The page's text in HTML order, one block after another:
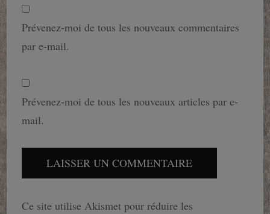
Prévenez-moi de tous les nouveaux commentaires
par e-mail.
Prévenez-moi de tous les nouveaux articles par e-
mail.
Ce site utilise Akismet pour réduire les